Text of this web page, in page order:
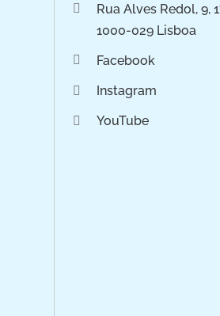
Rua Alves Redol, 9,
1000-029 Lisboa
Facebook
Instagram
YouTube